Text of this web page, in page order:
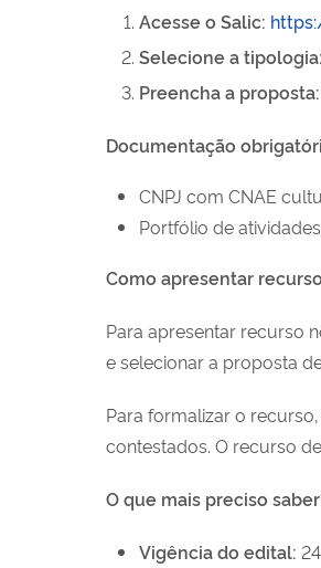
Acesse o Salic:
Selecione a tipologia:
Preencha a proposta:
Documentação
CNPJ com CNAE
Portfólio de
Como apresentar
Para apresentar recurso
e selecionar a proposta
Para formalizar o
contestados. O recurso
O que mais preciso
Vigência do edital: